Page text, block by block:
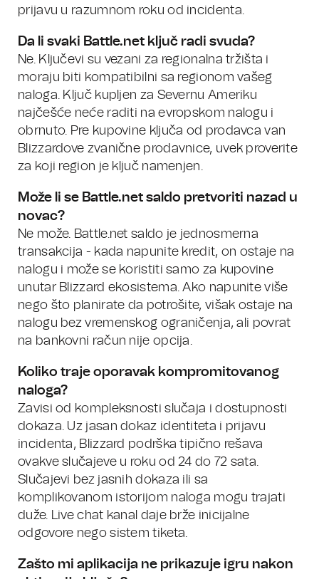
prijavu u razumnom roku od incidenta.
Da li svaki Battle.net ključ radi svuda?
Ne. Ključevi su vezani za regionalna tržišta i
moraju biti kompatibilni sa regionom vašeg
naloga. Ključ kupljen za Severnu Ameriku
najčešće neće raditi na evropskom nalogu i
obrnuto. Pre kupovine ključa od prodavca van
Blizzardove zvanične prodavnice, uvek proverite
za koji region je ključ namenjen.
Može li se Battle.net saldo pretvoriti nazad u
novac?
Ne može. Battle.net saldo je jednosmerna
transakcija - kada napunite kredit, on ostaje na
nalogu i može se koristiti samo za kupovine
unutar Blizzard ekosistema. Ako napunite više
nego što planirate da potrošite, višak ostaje na
nalogu bez vremenskog ograničenja, ali povrat
na bankovni račun nije opcija.
Koliko traje oporavak kompromitovanog
naloga?
Zavisi od kompleksnosti slučaja i dostupnosti
dokaza. Uz jasan dokaz identiteta i prijavu
incidenta, Blizzard podrška tipično rešava
ovakve slučajeve u roku od 24 do 72 sata.
Slučajevi bez jasnih dokaza ili sa
komplikovanom istorijom naloga mogu trajati
duže. Live chat kanal daje brže inicijalne
odgovore nego sistem tiketa.
Zašto mi aplikacija ne prikazuje igru nakon